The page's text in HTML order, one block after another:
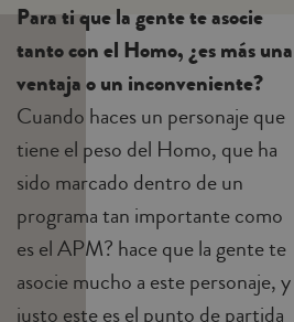
Para ti que la gente te asocie
tanto con el Homo, ¿es más una
ventaja o un inconveniente?
Cuando haces un personaje que
tiene el peso del Homo, que ha
sido marcado dentro de un
programa tan importante como
es el APM? hace que la gente te
asocie mucho a este personaje, y
justo este es el punto de partida